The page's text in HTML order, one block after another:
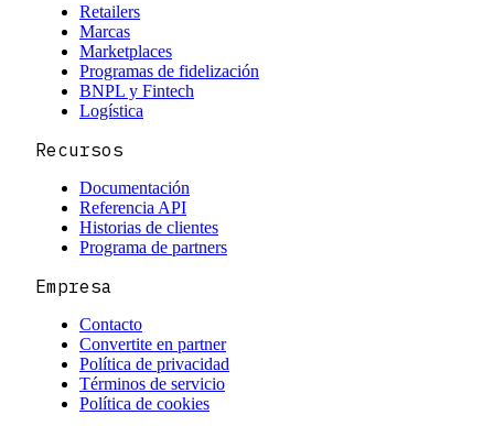
Retailers
Marcas
Marketplaces
Programas de fidelización
BNPL y Fintech
Logística
Recursos
Documentación
Referencia API
Historias de clientes
Programa de partners
Empresa
Contacto
Convertite en partner
Política de privacidad
Términos de servicio
Política de cookies